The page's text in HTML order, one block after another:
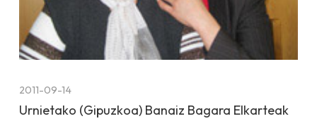
2011-09-14
Urnietako (Gipuzkoa) Banaiz Bagara Elkarteak